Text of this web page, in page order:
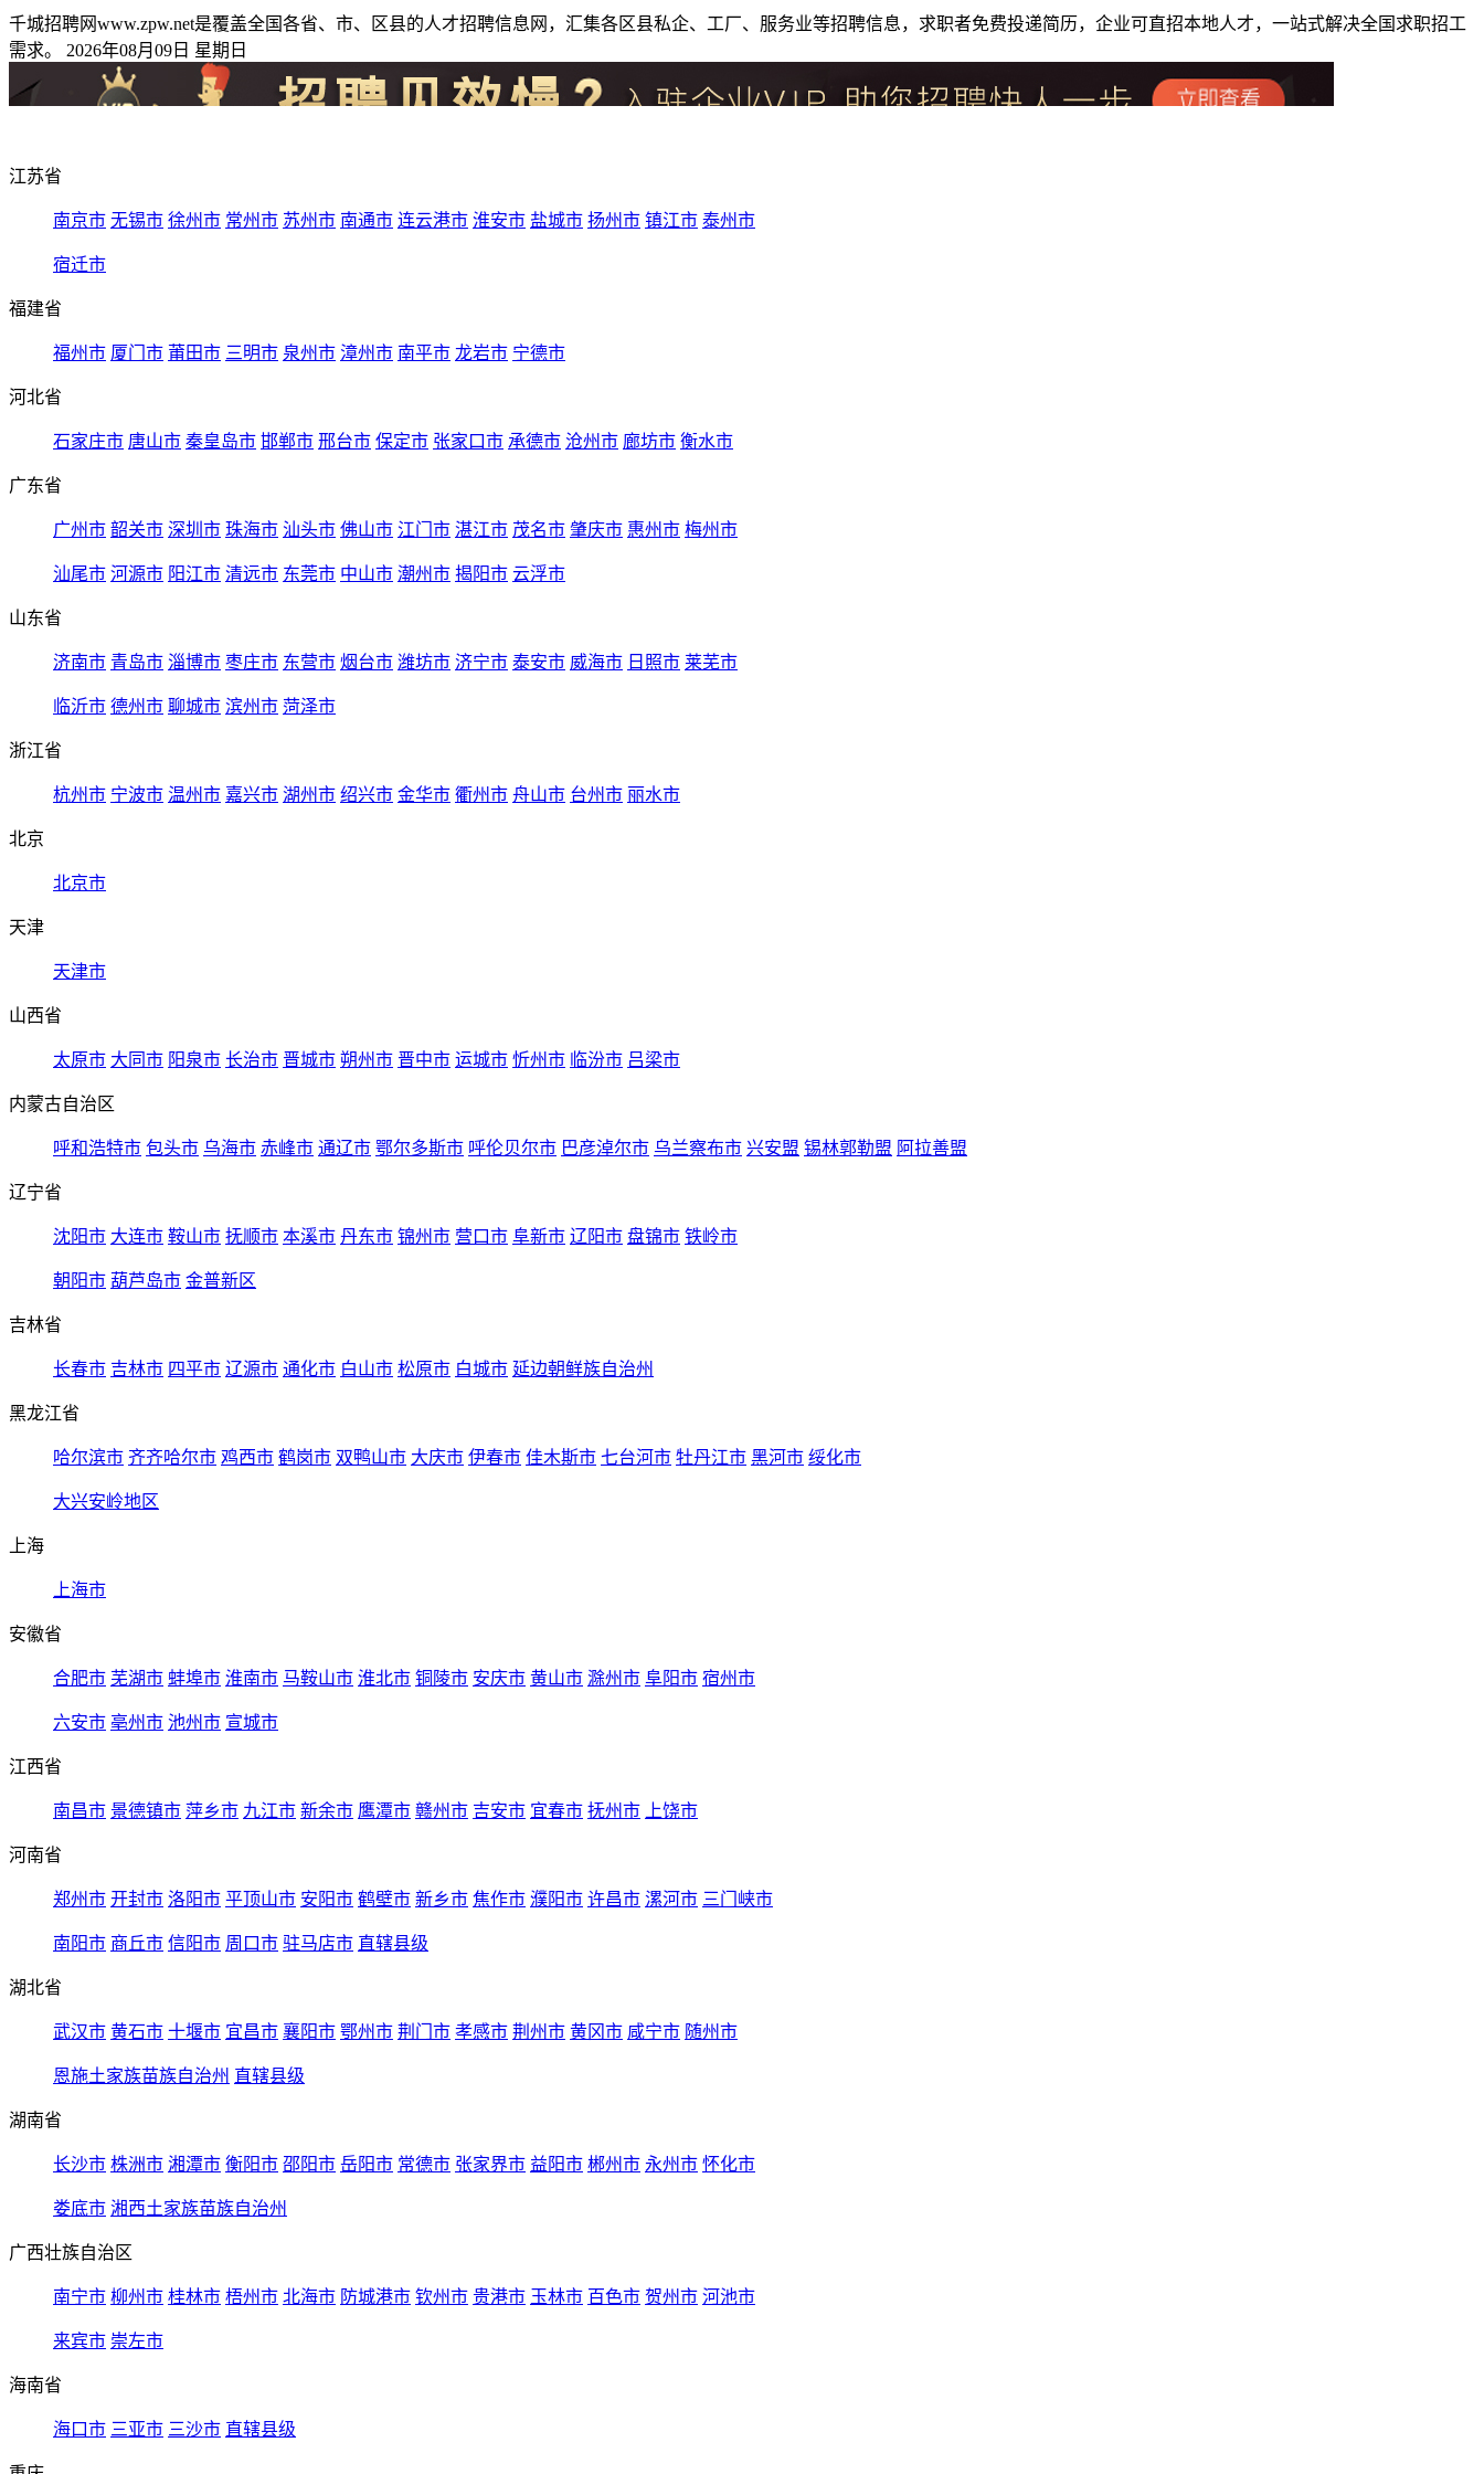
千城招聘网www.zpw.net是覆盖全国各省、市、区县的人才招聘信息网，汇集各区县私企、工厂、服务业等招聘信息，求职者免费投递简历，企业可直招本地人才，一站式解决全国求职招工
需求。 2026年08月09日 星期日
江苏省
南京市 无锡市 徐州市 常州市 苏州市 南通市 连云港市 淮安市 盐城市 扬州市 镇江市 泰州市
宿迁市
福建省
福州市 厦门市 莆田市 三明市 泉州市 漳州市 南平市 龙岩市 宁德市
河北省
石家庄市 唐山市 秦皇岛市 邯郸市 邢台市 保定市 张家口市 承德市 沧州市 廊坊市 衡水市
广东省
广州市 韶关市 深圳市 珠海市 汕头市 佛山市 江门市 湛江市 茂名市 肇庆市 惠州市 梅州市
汕尾市 河源市 阳江市 清远市 东莞市 中山市 潮州市 揭阳市 云浮市
山东省
济南市 青岛市 淄博市 枣庄市 东营市 烟台市 潍坊市 济宁市 泰安市 威海市 日照市 莱芜市
临沂市 德州市 聊城市 滨州市 菏泽市
浙江省
杭州市 宁波市 温州市 嘉兴市 湖州市 绍兴市 金华市 衢州市 舟山市 台州市 丽水市
北京
北京市
天津
天津市
山西省
太原市 大同市 阳泉市 长治市 晋城市 朔州市 晋中市 运城市 忻州市 临汾市 吕梁市
内蒙古自治区
呼和浩特市 包头市 乌海市 赤峰市 通辽市 鄂尔多斯市 呼伦贝尔市 巴彦淖尔市 乌兰察布市 兴安盟 锡林郭勒盟 阿拉善盟
辽宁省
沈阳市 大连市 鞍山市 抚顺市 本溪市 丹东市 锦州市 营口市 阜新市 辽阳市 盘锦市 铁岭市
朝阳市 葫芦岛市 金普新区
吉林省
长春市 吉林市 四平市 辽源市 通化市 白山市 松原市 白城市 延边朝鲜族自治州
黑龙江省
哈尔滨市 齐齐哈尔市 鸡西市 鹤岗市 双鸭山市 大庆市 伊春市 佳木斯市 七台河市 牡丹江市 黑河市 绥化市
大兴安岭地区
上海
上海市
安徽省
合肥市 芜湖市 蚌埠市 淮南市 马鞍山市 淮北市 铜陵市 安庆市 黄山市 滁州市 阜阳市 宿州市
六安市 亳州市 池州市 宣城市
江西省
南昌市 景德镇市 萍乡市 九江市 新余市 鹰潭市 赣州市 吉安市 宜春市 抚州市 上饶市
河南省
郑州市 开封市 洛阳市 平顶山市 安阳市 鹤壁市 新乡市 焦作市 濮阳市 许昌市 漯河市 三门峡市
南阳市 商丘市 信阳市 周口市 驻马店市 直辖县级
湖北省
武汉市 黄石市 十堰市 宜昌市 襄阳市 鄂州市 荆门市 孝感市 荆州市 黄冈市 咸宁市 随州市
恩施土家族苗族自治州 直辖县级
湖南省
长沙市 株洲市 湘潭市 衡阳市 邵阳市 岳阳市 常德市 张家界市 益阳市 郴州市 永州市 怀化市
娄底市 湘西土家族苗族自治州
广西壮族自治区
南宁市 柳州市 桂林市 梧州市 北海市 防城港市 钦州市 贵港市 玉林市 百色市 贺州市 河池市
来宾市 崇左市
海南省
海口市 三亚市 三沙市 直辖县级